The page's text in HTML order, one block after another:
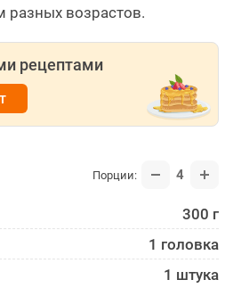
разных возрастов.
рецептами
Порции: 4
300 г
1 головка
1 штука